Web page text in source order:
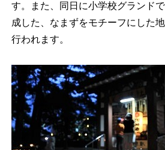
す。また、同日に小学校グランド
成した、なまずをモチーフにした
行われます。